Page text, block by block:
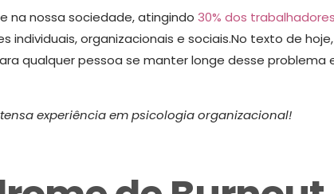
na nossa sociedade, atingindo 30% dos
organizacionais e sociais.No texto de
qualquer pessoa se manter longe desse
experiência em psicologia organizacional!